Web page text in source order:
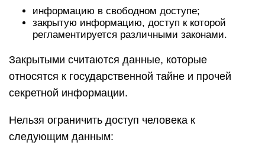
информацию в свободном доступе;
закрытую информацию, доступ к которой
регламентируется различными законами.
Закрытыми считаются данные, которые
относятся к государственной тайне и прочей
секретной информации.
Нельзя ограничить доступ человека к
следующим данным: